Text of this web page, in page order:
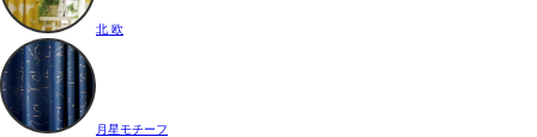
北 欧
月星モチーフ